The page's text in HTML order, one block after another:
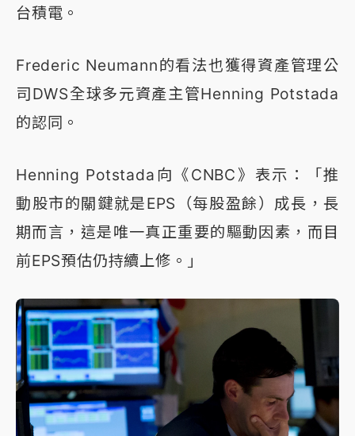
台積電。
Frederic Neumann的看法也獲得資產管理公
司DWS全球多元資產主管Henning Potstada
的認同。
Henning Potstada向《CNBC》表示：「推
動股市的關鍵就是EPS（每股盈餘）成長，長
期而言，這是唯一真正重要的驅動因素，而目
前EPS預估仍持續上修。」